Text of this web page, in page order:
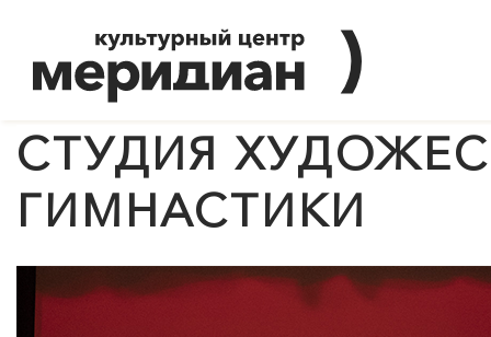
СТУДИЯ
ГИМНАСТИКИ